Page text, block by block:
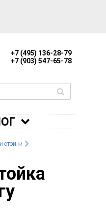
+7 (495) 136-28-79
+7 (903) 547-65-78
стойки